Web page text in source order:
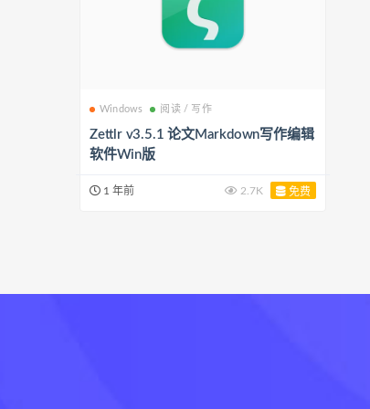
Windows 阅读 / 写作
Zettlr v3.5.1 论文Markdown写作编辑
软件Win版
1 年前 2.7K 免费